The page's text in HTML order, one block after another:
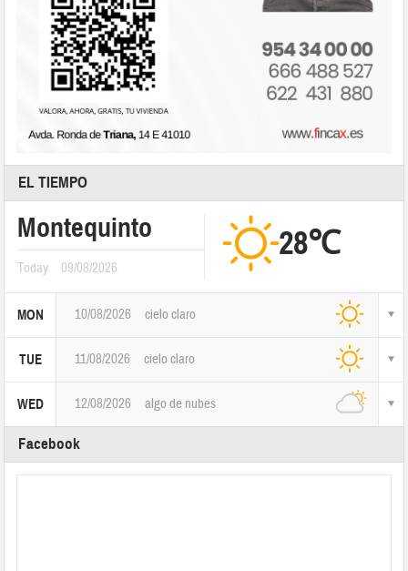
EL TIEMPO
Montequinto
Today 09/08/2026
28℃
MON 10/08/2026 cielo claro
TUE 11/08/2026 cielo claro
WED 12/08/2026 algo de nubes
Facebook